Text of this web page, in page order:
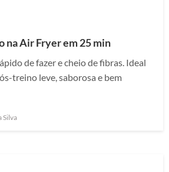
na Air Fryer em 25 min
de fazer e cheio de fibras. Ideal
treino leve, saborosa e bem
Silva